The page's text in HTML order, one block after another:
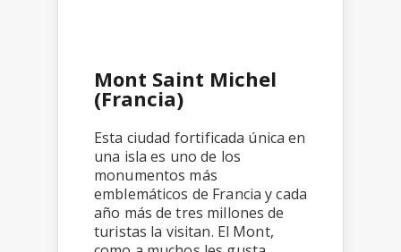
Mont Saint Michel
(Francia)
Esta ciudad fortificada única en
una isla es uno de los
monumentos más
emblemáticos de Francia y cada
año más de tres millones de
turistas la visitan. El Mont,